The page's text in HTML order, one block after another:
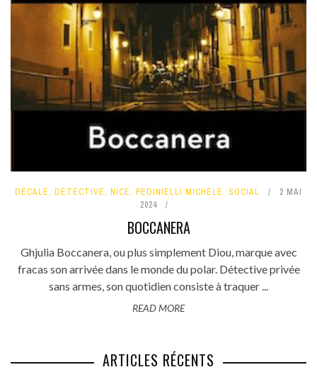
DÉCALÉ, DÉTECTIVE, NICE, PEDINIELLI MICHÈLE, SOCIAL
2 MAI
2024
BOCCANERA
Ghjulia Boccanera, ou plus simplement Diou, marque avec
fracas son arrivée dans le monde du polar. Détective privée
sans armes, son quotidien consiste à traquer ...
READ MORE
ARTICLES RÉCENTS